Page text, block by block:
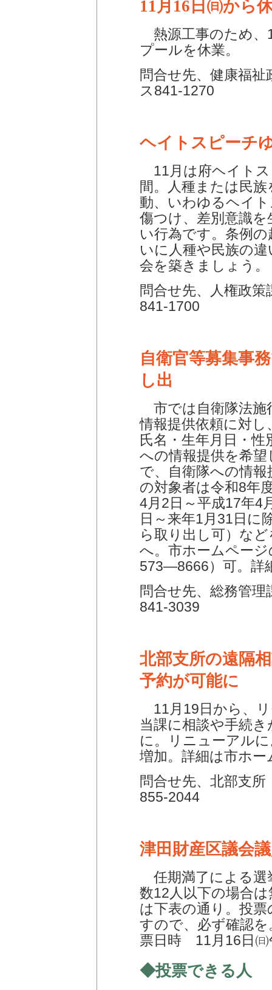
11月16日㈰から
熱源工事のため、
プールを休業。
問合せ先、健康福
ス841-1270
ヘイトスピーチ
11月は府ヘイトス
間。人種または民
動、いわゆるヘイ
傷つけ、差別意識
い行為です。条例
いに人種や民族の
会を築きましょう。
問合せ先、人権政
841-1700
自衛官等募集事
し出
市では自衛隊法施
情報提供依頼に対し
氏名・生年月日・
への情報提供を希
で、自衛隊への情
の対象者は令和8年
4月2日～平成17年
日～来年1月31日に
ら取り出し可）な
へ。市ホームペー
573―8666）可。詳
問合せ先、総務管
841-3039
北部支所の遠隔
予約が可能に
11月19日から、
当課に相談や手続
に。リニューアル
増加。詳細は市ホ
問合せ先、北部支
855-2044
津田財産区議会
任期満了による選
数12人以下の場合
は下表の通り。投
すので、必ず確認
票日時 11月16日㈰
◆投票できる人